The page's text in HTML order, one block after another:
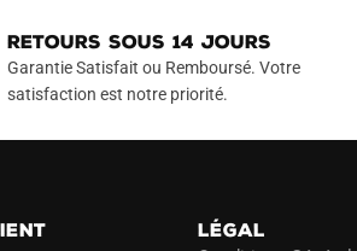
RETOURS SOUS 14 JOURS
Garantie Satisfait ou Remboursé. Votre
satisfaction est notre priorité.
LÉGAL